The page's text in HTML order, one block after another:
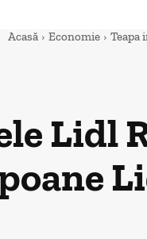
Acasă Economie Teapa
Lidl